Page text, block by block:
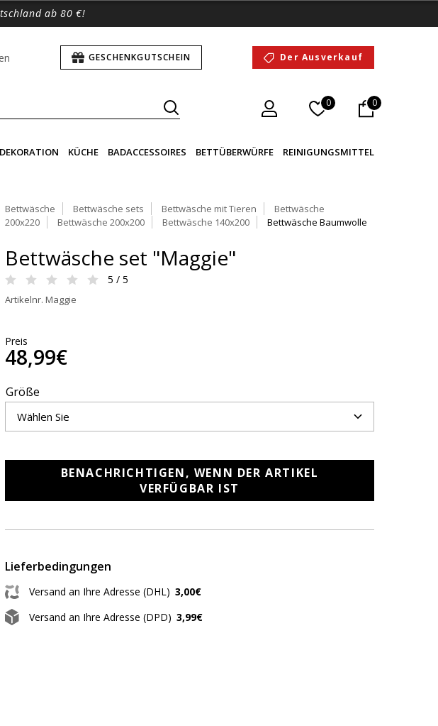
ab 80 €!
GESCHENKGUTSCHEIN Der Ausverkauf
0 0
KÜCHE BADACCESSOIRES BETTÜBERWÜRFE REINIGUNGSMITTEL
Bettwäsche Bettwäsche sets Bettwäsche mit Tieren
Bettwäsche
200x220
Bettwäsche 200x200 Bettwäsche 140x200 Bettwäsche Baumwolle
Bettwäsche set "Maggie"
5 / 5
Artikelnr. Maggie
Preis
48,99€
Größe
BENACHRICHTIGEN, WENN DER ARTIKEL
VERFÜGBAR IST
Lieferbedingungen
Versand an Ihre Adresse (DHL) 3,00€
Versand an Ihre Adresse (DPD) 3,99€